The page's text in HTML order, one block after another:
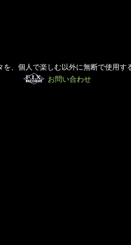
を、個人で楽しむ以外に無断で使用す
お問い合わせ